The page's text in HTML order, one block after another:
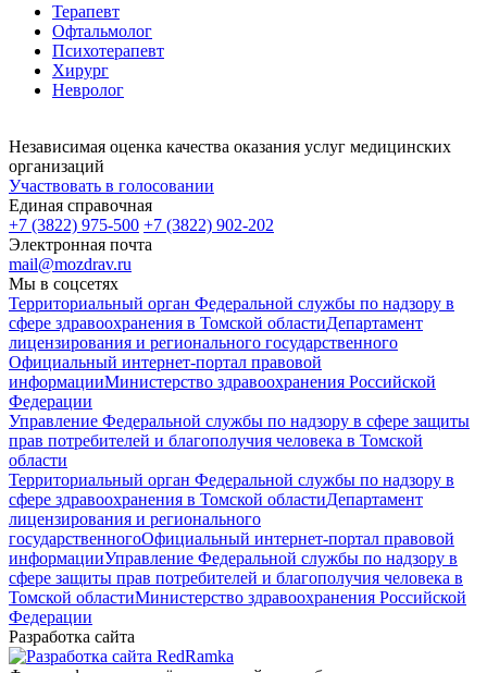
Терапевт
Офтальмолог
Психотерапевт
Хирург
Невролог
Независимая оценка качества оказания услуг медицинских
организаций
Участвовать в голосовании
Единая справочная
+7 (3822) 975-500 +7 (3822) 902-202
Электронная почта
mail@mozdrav.ru
Мы в соцсетях
Территориальный орган Федеральной службы по надзору в
сфере здравоохранения в Томской областиДепартамент
лицензирования и регионального государственного
Официальный интернет-портал правовой
информацииМинистерство здравоохранения Российской
Федерации
Управление Федеральной службы по надзору в сфере защиты
прав потребителей и благополучия человека в Томской
области
Территориальный орган Федеральной службы по надзору в
сфере здравоохранения в Томской областиДепартамент
лицензирования и регионального
государственногоОфициальный интернет-портал правовой
информацииУправление Федеральной службы по надзору в
сфере защиты прав потребителей и благополучия человека в
Томской областиМинистерство здравоохранения Российской
Федерации
Разработка сайта